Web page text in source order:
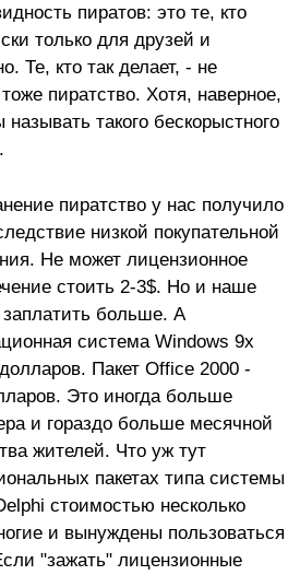
пиратов: это те, кто
только для друзей и
Те, кто так делает, - не
пиратство. Хотя, наверное,
такого бескорыстного
пиратство у нас получило
низкой покупательной
Не может лицензионное
стоить 2-3$. Но и наше
больше. А
система Windows 9x
Пакет Office 2000 -
Это иногда больше
и гораздо больше месячной
жителей. Что уж тут
пакетах типа системы
стоимостью несколько
и вынуждены пользоваться
"зажать" лицензионные